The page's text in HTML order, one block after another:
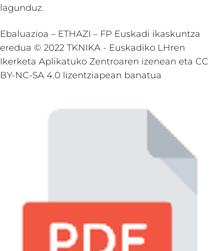
lagunduz.
Ebaluazioa – ETHAZI – FP Euskadi ikaskuntza
eredua © 2022 TKNIKA - Euskadiko LHren
Ikerketa Aplikatuko Zentroaren izenean eta CC
BY-NC-SA 4.0 lizentziapean banatua